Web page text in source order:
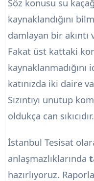
Söz konusu su
kaynaklandığını
damlayan bir
Fakat üst kattaki
katınızda iki daire
Sızıntıyı unutup
oldukça can sıkıcıdır.
İstanbul Tesisat
anlaşmazlıklarında
hazırlıyoruz.